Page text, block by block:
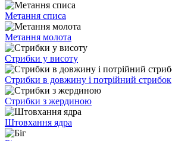
Метання списа
Метання молота
Стрибки у висоту
Стрибки в довжину і потрійний стрибок
Стрибки з жердиною
Штовхання ядра